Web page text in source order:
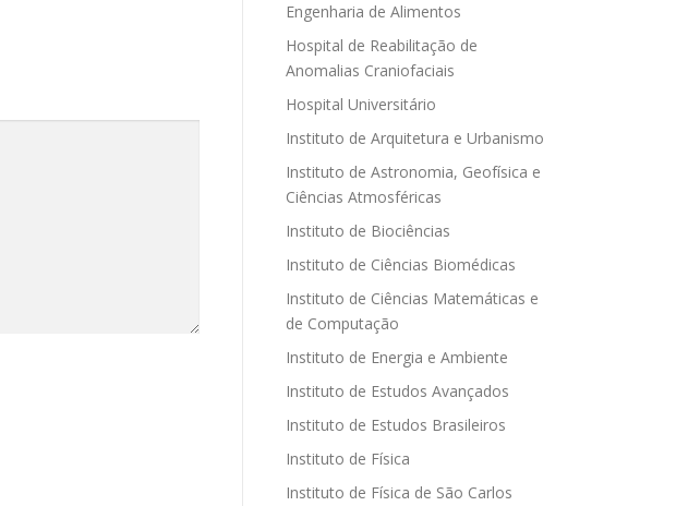
Engenharia de Alimentos
Hospital de Reabilitação de
Anomalias Craniofaciais
Hospital Universitário
Instituto de Arquitetura e Urbanismo
Instituto de Astronomia, Geofísica e
Ciências Atmosféricas
Instituto de Biociências
Instituto de Ciências Biomédicas
Instituto de Ciências Matemáticas e
de Computação
Instituto de Energia e Ambiente
Instituto de Estudos Avançados
Instituto de Estudos Brasileiros
Instituto de Física
Instituto de Física de São Carlos